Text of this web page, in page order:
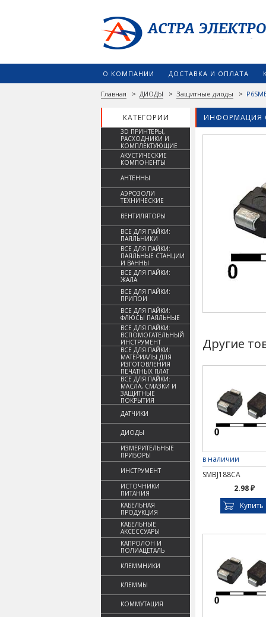
О КОМПАНИИ ДОСТАВКА И ОПЛАТА
Главная > ДИОДЫ > Защитные диоды >
КАТЕГОРИИ ИНФОРМАЦИЯ
3D ПРИНТЕРЫ,
РАСХОДНИКИ И
КОМПЛЕКТУЮЩИЕ
АКУСТИЧЕСКИЕ
КОМПОНЕНТЫ
АНТЕННЫ
АЭРОЗОЛИ
ТЕХНИЧЕСКИЕ
ВЕНТИЛЯТОРЫ
ВСЕ ДЛЯ ПАЙКИ:
ПАЯЛЬНИКИ
ВСЕ ДЛЯ ПАЙКИ:
ПАЯЛЬНЫЕ СТАНЦИИ
И ВАННЫ
ВСЕ ДЛЯ ПАЙКИ:
ЖАЛА
ВСЕ ДЛЯ ПАЙКИ:
ПРИПОИ
ВСЕ ДЛЯ ПАЙКИ:
ФЛЮСЫ ПАЯЛЬНЫЕ
ВСЕ ДЛЯ ПАЙКИ:
ВСПОМОГАТЕЛЬНЫЙ
ИНСТРУМЕНТ
ВСЕ ДЛЯ ПАЙКИ:
МАТЕРИАЛЫ ДЛЯ
ИЗГОТОВЛЕНИЯ
ПЕЧАТНЫХ ПЛАТ
ВСЕ ДЛЯ ПАЙКИ:
МАСЛА, СМАЗКИ И
ЗАЩИТНЫЕ
ПОКРЫТИЯ
ДАТЧИКИ
ДИОДЫ
ИЗМЕРИТЕЛЬНЫЕ
ПРИБОРЫ
ИНСТРУМЕНТ
ИСТОЧНИКИ
ПИТАНИЯ
КАБЕЛЬНАЯ
ПРОДУКЦИЯ
КАБЕЛЬНЫЕ
АКСЕССУАРЫ
КАПРОЛОН И
ПОЛИАЦЕТАЛЬ
КЛЕММНИКИ
КЛЕММЫ
КОММУТАЦИЯ
Другие
в наличии
SMBJ188CA
2.98 ₽
Купить